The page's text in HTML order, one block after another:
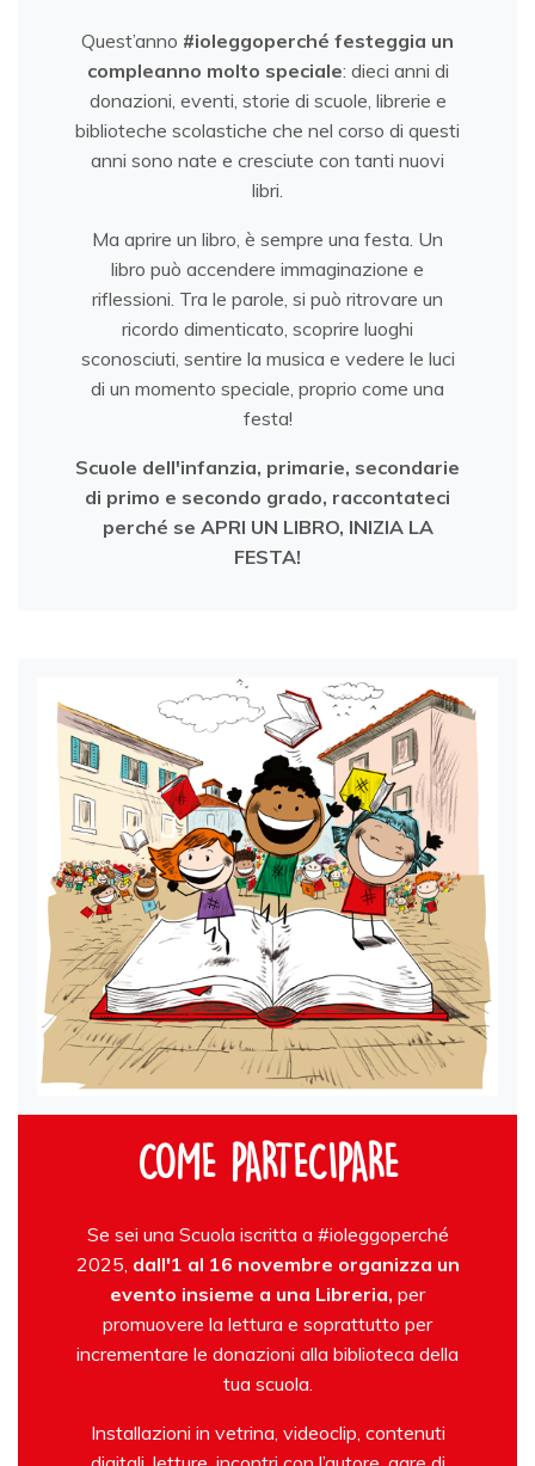
Quest’anno #ioleggoperché festeggia un
compleanno molto speciale: dieci anni di
donazioni, eventi, storie di scuole, librerie e
biblioteche scolastiche che nel corso di questi
anni sono nate e cresciute con tanti nuovi
libri.
Ma aprire un libro, è sempre una festa. Un
libro può accendere immaginazione e
riflessioni. Tra le parole, si può ritrovare un
ricordo dimenticato, scoprire luoghi
sconosciuti, sentire la musica e vedere le luci
di un momento speciale, proprio come una
festa!
Scuole dell'infanzia, primarie, secondarie
di primo e secondo grado, raccontateci
perché se APRI UN LIBRO, INIZIA LA
FESTA!
COME PARTECIPARE
Se sei una Scuola iscritta a #ioleggoperché
2025, dall'1 al 16 novembre organizza un
evento insieme a una Libreria, per
promuovere la lettura e soprattutto per
incrementare le donazioni alla biblioteca della
tua scuola.
Installazioni in vetrina, videoclip, contenuti